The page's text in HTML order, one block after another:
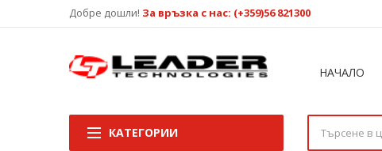
Добре дошли! За връзка с нас: (+359)56 821300
НАЧАЛО
КАТЕГОРИИ